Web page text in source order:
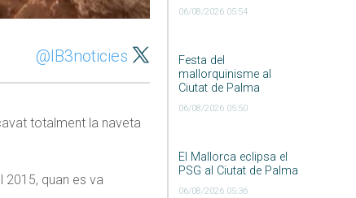
06/08/2026 05:54
Festa del
mallorquinisme al
Ciutat de Palma
06/08/2026 05:50
El Mallorca eclipsa el
PSG al Ciutat de Palma
06/08/2026 05:36
@IB3noticies
totalment la naveta
2015, quan es va